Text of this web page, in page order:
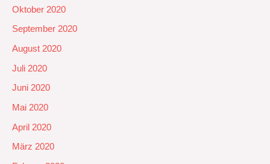
Oktober 2020
September 2020
August 2020
Juli 2020
Juni 2020
Mai 2020
April 2020
März 2020